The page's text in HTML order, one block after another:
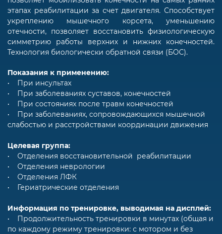
этапах реабилитации за счет двигателя. Способствует
укреплению мышечного корсета, уменьшению
отечности, позволяет восстановить физиологическую
симметрию работы верхних и нижних конечностей.
Технология биологически обратной связи (БОС).
Показания к применению:
• При инсультах
• При заболеваниях суставов, конечностей
• При состояниях после травм конечностей
• При заболеваниях, сопровождающихся мышечной
слабостью и расстройствами координации движения
Целевая группа:
• Отделения восстановительной реабилитации
• Отделения неврологии
• Отделения ЛФК
• Гериатрические отделения
Информация по тренировке, выводимая на дисплей:
• Продолжительность тренировки в минутах (общая и
по каждому режиму тренировки: с мотором и без